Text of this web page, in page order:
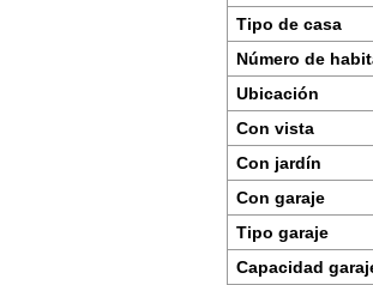
Tipo de casa
Número de
Ubicación
Con vista
Con jardín
Con garaje
Tipo garaje
Capacidad